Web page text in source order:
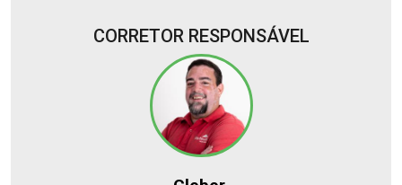
Alugar
CORRETOR RESPONSÁVEL